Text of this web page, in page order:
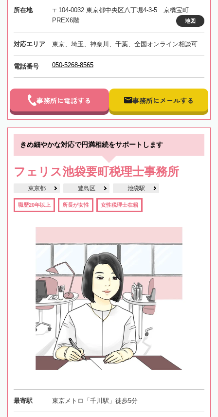
所在地
〒104-0032 東京都中央区八丁堀4-3-5 京橋宝町
PREX6階
地図
対応エリア 東京、埼玉、神奈川、千葉、全国オンライン相談可
電話番号 050-5268-8565
事務所に電話する 事務所にメールする
きめ細やかな対応で円満相続をサポートします
フェリス池袋要町税理士事務所
東京都 豊島区 池袋駅
職歴20年以上 所長が女性 女性税理士在籍
最寄駅 東京メトロ「千川駅」徒歩5分